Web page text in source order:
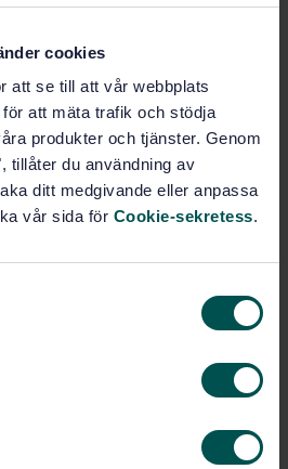
cookies
att se till att vår webbplats
att mäta trafik och stödja
produkter och tjänster. Genom
tillåter du användning av
ditt medgivande eller anpassa
vår sida för Cookie-sekretess.
av potentiellt flytande
på standarden - Läs mer
Pris:
Lägg i varukorgen
Fler alternativ